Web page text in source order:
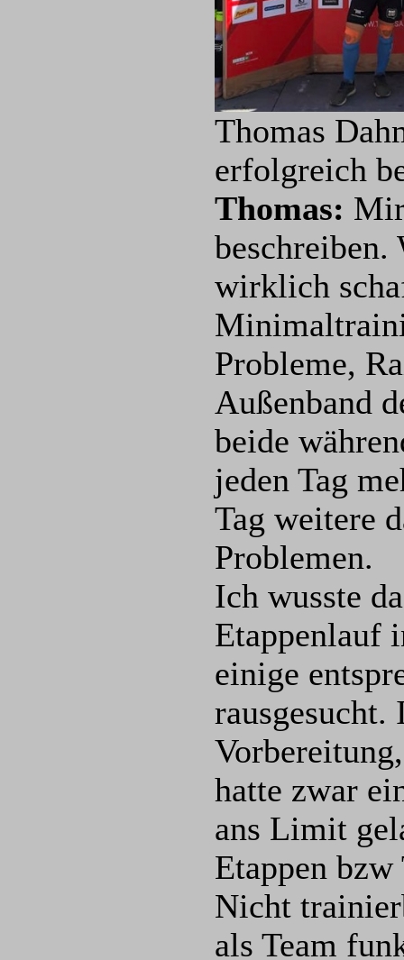
Thomas
erfolgreich
Thomas:
beschreiben.
wirklich
Probleme,
Außenband
beide
jeden Tag
Tag weitere
Problemen.
Ich wusste
Etappenlauf
einige
hatte zwar
ans Limit
Etappen
Nicht
als Team